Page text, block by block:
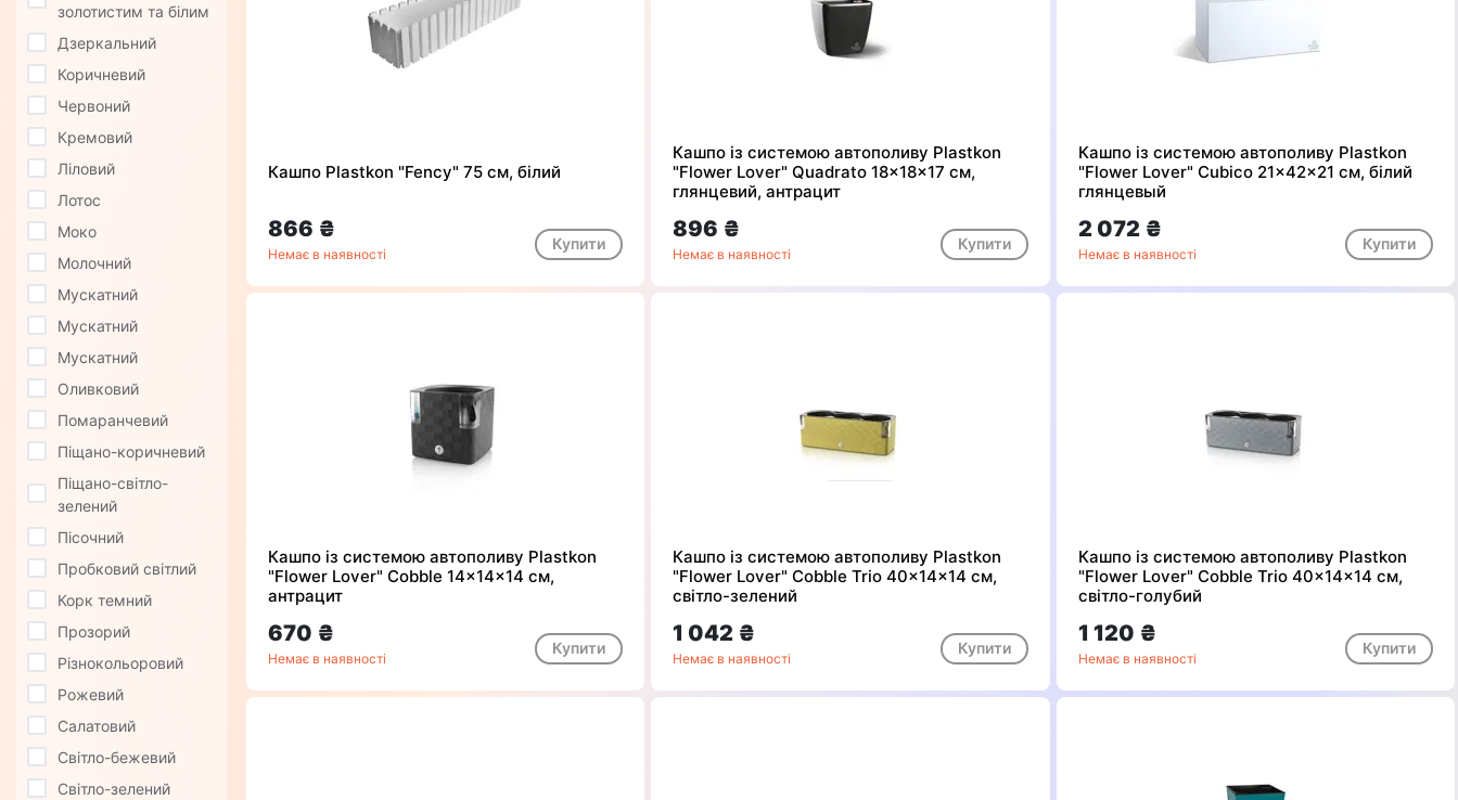
золотистим та білим
Дзеркальний
Коричневий
Червоний
Кремовий
Ліловий
Лотос
Моко
Молочний
Мускатний
Мускатний
Мускатний
Оливковий
Помаранчевий
Піщано-коричневий
Піщано-світло-
зелений
Пісочний
Пробковий світлий
Корк темний
Прозорий
Різнокольоровий
Рожевий
Салатовий
Світло-бежевий
Світло-зелений
Кашпо Plastkon "Fency" 75 см, білий
866 ₴
Немає в наявності
Купити
Кашпо із системою автополиву Plastkon
"Flower Lover" Quadrato 18x18x17 см,
глянцевий, антрацит
896 ₴
Немає в наявності
Купити
Кашпо із системою автополиву Plastkon
"Flower Lover" Cubico 21x42x21 см, білий
глянцевый
2 072 ₴
Немає в наявності
Купити
Кашпо із системою автополиву Plastkon
"Flower Lover" Cobble 14x14x14 см,
антрацит
670 ₴
Немає в наявності
Купити
Кашпо із системою автополиву Plastkon
"Flower Lover" Cobble Trio 40x14x14 см,
світло-зелений
1 042 ₴
Немає в наявності
Купити
Кашпо із системою автополиву Plastkon
"Flower Lover" Cobble Trio 40x14x14 см,
світло-голубий
1 120 ₴
Немає в наявності
Купити